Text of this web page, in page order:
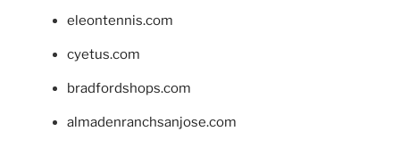
eleontennis.com
cyetus.com
bradfordshops.com
almadenranchsanjose.com